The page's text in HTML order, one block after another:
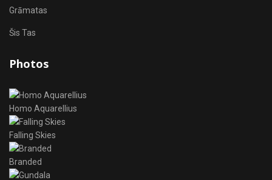
Grāmatas
Šis Tas
Photos
Homo Aquarellius
Falling Skies
Branded